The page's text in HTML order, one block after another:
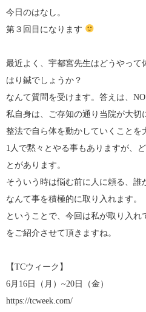
今日のはなし。
第３回目になります
最近よく、宇都宮先生はどうやっ
はり鍼でしょうか？
なんて質問を受けます。答えは、NO
私自身は、ご存知の通り当院が大切
整法で自ら体を動かしていくことを
1人で黙々とやる事もありますが、
とがあります。
そういう時は悩む前に人に頼る、誰
なんて事を積極的に取り入れます。
ということで、今回は私が取り入
をご紹介させて頂きますね。
【TCウィーク】
6月16日（月）~20日（金）
https://tcweek.com/